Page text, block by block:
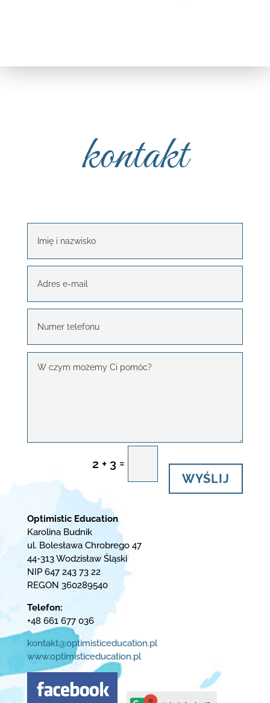
kontakt
2 + 3 =
WYŚLIJ
Optimistic Education
Karolina Budnik
ul. Bolesława Chrobrego 47
44-313 Wodzisław Śląski
NIP 647 243 73 22
REGON 360289540
Telefon:
+48 661 677 036
kontakt@optimisticeducation.pl
www.optimisticeducation.pl